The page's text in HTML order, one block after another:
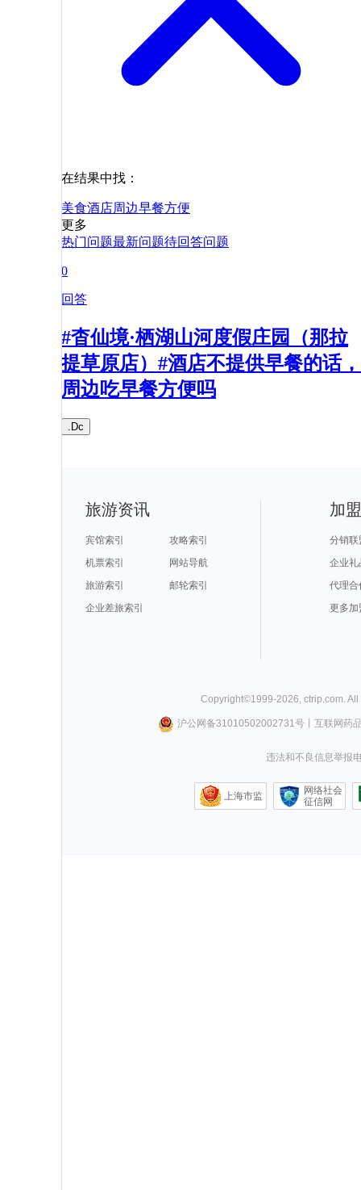
在结果中找：
美食酒店周边早餐方便
更多
热门问题最新问题待回答问题
0
回答
#杳仙境·栖湖山河度假庄园（那拉
提草原店）#酒店不提供早餐的话，
周边吃早餐方便吗
.Dc
旅游资讯
宾馆索引
攻略索引
机票索引
网站导航
旅游索引
邮轮索引
企业差旅索引
加
分销联
企业礼
代理合
更多加
Copyright©1999-2026 ctrip.com .
沪公网备31010502002731号丨 互联网药
违法和不良信息举报
上海市监
网络社会
征信网